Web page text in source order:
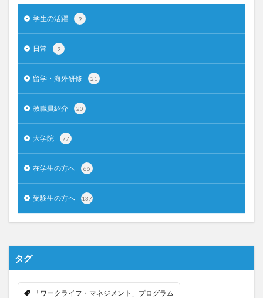
学生の活躍 9
日常 9
留学・海外研修 21
教職員紹介 20
大学院 77
在学生の方へ 66
受験生の方へ 137
タグ
「ワークライフ・マネジメント」プログラム